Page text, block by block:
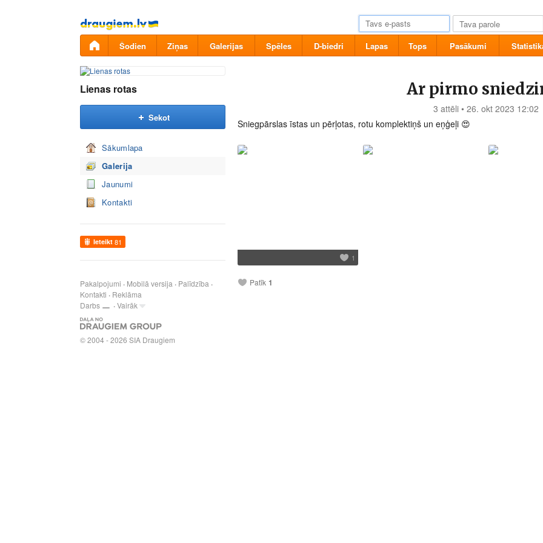
Pāriet
uz
saturu
Šodien Ziņas Galerijas Spēles D-biedri Lapas Tops Pasākumi
Lienas rotas
Sekot
Sākumlapa
Galerija
Jaunumi
Kontakti
Ieteikt 81
Pakalpojumi Mobilā versija
Palīdzība
Kontakti
Reklāma
Darbs
Vairāk
© 2004 - 2026 SIA Draugiem
Ar pirmo
3 attēli • 26. okt 2023 12:02
Sniegpārslas īstas un pērļotas, rotu komplektiņš un eņģeļi 😍
1
Patīk 1